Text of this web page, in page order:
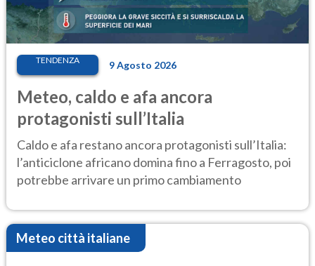
TENDENZA 9 Agosto 2026
Meteo, caldo e afa ancora
protagonisti sull’Italia
Caldo e afa restano ancora protagonisti sull’Italia:
l’anticiclone africano domina fino a Ferragosto, poi
potrebbe arrivare un primo cambiamento
Meteo città italiane